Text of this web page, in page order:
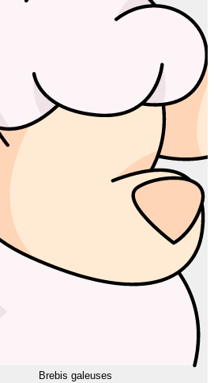
Brebis galeuses